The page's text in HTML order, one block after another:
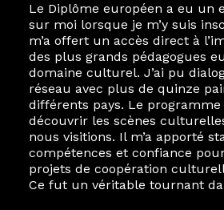
Le Diplôme européen a eu un
sur moi lorsque je m’y suis
m’a offert un accès direct à
des plus grands pédagogues
domaine culturel. J’ai pu
réseau avec plus de quinze
différents pays. Le programme
découvrir les scènes
nous visitions. Il m’a apporté
compétences et confiance
projets de coopération
Ce fut un véritable tournant